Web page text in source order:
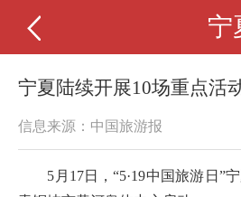
宁
宁夏陆续开展10场重点活
信息来源：中国旅游报
5月17日，“5·19中国旅游日”